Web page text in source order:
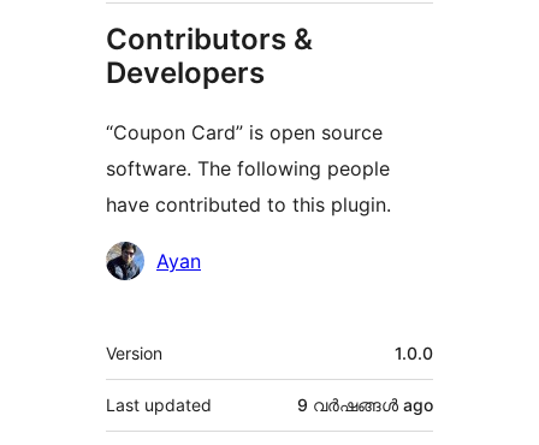
Contributors &
Developers
“Coupon Card” is open source
software. The following people
have contributed to this plugin.
Contributors
Ayan
Meta
Version 1.0.0
Last updated 9 വര്‍ഷങ്ങള്‍ ago